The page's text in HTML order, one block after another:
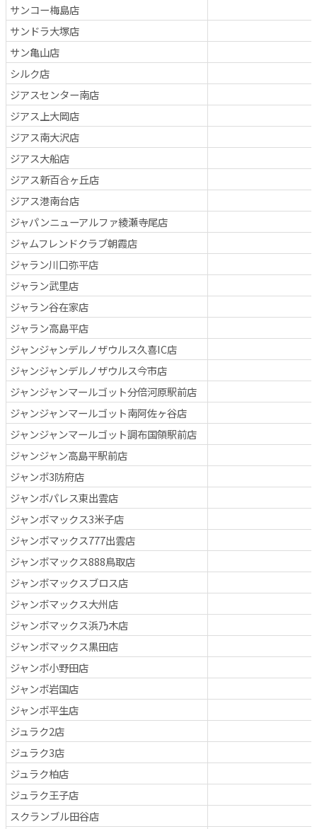
サンコー梅島店
サンドラ大塚店
サン亀山店
シルク店
ジアスセンター南店
ジアス上大岡店
ジアス南大沢店
ジアス大船店
ジアス新百合ヶ丘店
ジアス港南台店
ジャパンニューアルファ綾瀬寺尾店
ジャムフレンドクラブ朝霞店
ジャラン川口弥平店
ジャラン武里店
ジャラン谷在家店
ジャラン高島平店
ジャンジャンデルノザウルス久喜IC店
ジャンジャンデルノザウルス今市店
ジャンジャンマールゴット分倍河原駅前店
ジャンジャンマールゴット南阿佐ヶ谷店
ジャンジャンマールゴット調布国領駅前店
ジャンジャン高島平駅前店
ジャンボ3防府店
ジャンボパレス東出雲店
ジャンボマックス3米子店
ジャンボマックス777出雲店
ジャンボマックス888鳥取店
ジャンボマックスブロス店
ジャンボマックス大州店
ジャンボマックス浜乃木店
ジャンボマックス黒田店
ジャンボ小野田店
ジャンボ岩国店
ジャンボ平生店
ジュラク2店
ジュラク3店
ジュラク柏店
ジュラク王子店
スクランブル田谷店